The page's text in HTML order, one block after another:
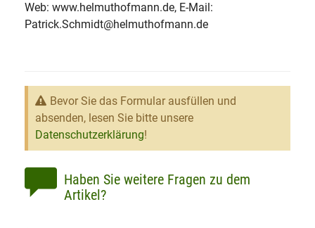
Web: www.helmuthofmann.de, E-Mail:
Patrick.Schmidt@helmuthofmann.de
Bevor Sie das Formular ausfüllen und
absenden, lesen Sie bitte unsere
Datenschutzerklärung!
Haben Sie weitere Fragen zu dem
Artikel?